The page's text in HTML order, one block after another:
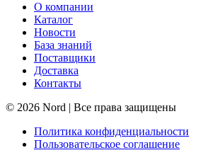
О компании
Каталог
Новости
База знаний
Поставщики
Доставка
Контакты
© 2026 Nord | Все права защищены
Политика конфиденциальности
Пользовательское соглашение